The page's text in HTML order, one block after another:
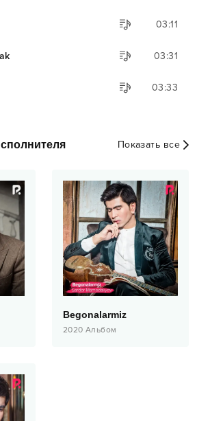
03:11
03:31
03:33
Показать все
Begonalarmiz
2020 Альбом